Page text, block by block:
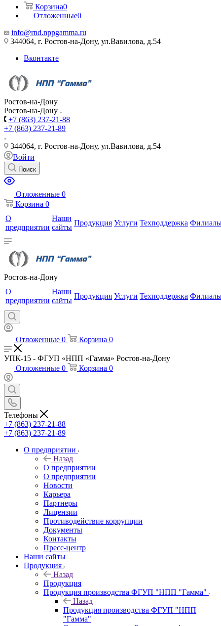
Корзина0
Отложенные0
info@rnd.nppgamma.ru
344064, г. Ростов-на-Дону, ул.Вавилова, д.54
Вконтакте
Ростов-на-Дону
Ростов-на-Дону
+7 (863) 237-21-88
+7 (863) 237-21-89
344064, г. Ростов-на-Дону, ул.Вавилова, д.54
Войти
Поиск
Отложенные 0
Корзина 0
О
предприятии
Наши
сайты
Продукция Услуги Техподдержка
Ростов-на-Дону
О
предприятии
Наши
сайты
Продукция Услуги Техподдержка
Отложенные 0 Корзина 0
УПК-15 - ФГУП «НПП «Гамма» Ростов-на-Дону
Отложенные 0 Корзина 0
Телефоны
+7 (863) 237-21-88
+7 (863) 237-21-89
О предприятии
Назад
О предприятии
О предприятии
Новости
Карьера
Партнеры
Лицензии
Противодействие коррупции
Документы
Контакты
Пресс-центр
Наши сайты
Продукция
Назад
Продукция
Продукция производства ФГУП "НПП "Гамма"
Назад
Продукция производства ФГУП "НПП
"Гамма"